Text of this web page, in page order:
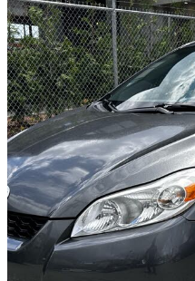
2009 Toyota Matrix